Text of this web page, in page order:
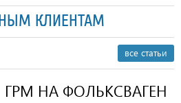
КЛИЕНТАМ
все статьи
НА ФОЛЬКСВАГЕН